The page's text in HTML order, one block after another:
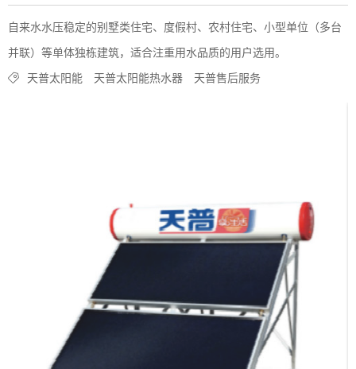
自来水水压稳定的别墅类住宅、度假村、农村住宅、小型单位（多台
并联）等单体独栋建筑，适合注重用水品质的用户选用。
天普太阳能
天普太阳能热水器 天普售后服务